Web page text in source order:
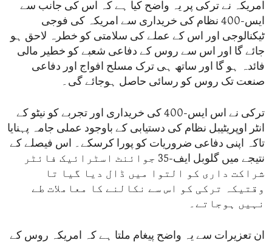
امریکہ نے ترکی پر یہ واضح کیا ہے کہ اس کی جانب سے
ایس-400 نظام کی خریداری سے امریکہ کی فوجی
ٹیکنالوجی اور اس کے عملے کی سلامتی کو خطرہ لاحق ہو
جائے گا اور اس سے روس کے دفاعی شعبے کو خطیر مالی
فائدہ ہو گا اور ساتھ ہی ترک مسلح افواج اور دفاعی
صنعت تک روس کو رسائی حاصل ہوجائے گی۔
ترکی نے اس ایس-400 کی خریداری اور تجربے کو نیٹو کے
انٹر اوپریٹیبل نظام کی دستیابی کے باوجود عملی جامہ پہنایا
تاکہ اپنی دفاعی ضروریات کو پورا کرسکے۔ اس فیصلے کے
نتیجے میں گلوبل ایف-35 جوائنٹ اسٹرائیک فائٹر
شراکت داری کو التوا میں ڈال دیا گیا تا
وقتیکہ ترکی کو اس سے نکالنے کا معاملات طے
نہیں ہوجاتے۔
ان تعزیرات سے یہ واضح پیغام ملتا ہے کہ امریکہ روس کے